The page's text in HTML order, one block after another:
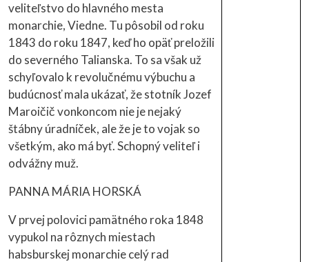
veliteľstvo do hlavného mesta
monarchie, Viedne. Tu pôsobil od roku
1843 do roku 1847, keď ho opäť preložili
do severného Talianska. To sa však už
schyľovalo k revolučnému výbuchu a
budúcnosť mala ukázať, že stotník Jozef
Maroičič vonkoncom nie je nejaký
štábny úradníček, ale že je to vojak so
všetkým, ako má byť. Schopný veliteľ i
odvážny muž.
PANNA MÁRIA HORSKÁ
V prvej polovici pamätného roka 1848
vypukol na rôznych miestach
habsburskej monarchie celý rad